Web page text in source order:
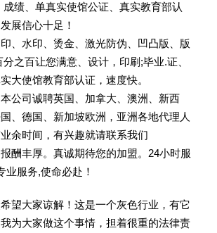
绩、单真实使馆公证、真实教育部认
展信心十足！
、水印、烫金、激光防伪、凹凸版、版
之百让您满意、设计，印刷;毕业.证、
大使馆教育部认证，速度快。
公司诚聘英国、加拿大、澳洲、新西
、德国、新加坡欧洲，亚洲各地代理人
余时间，有兴趣就请联系我们
酬丰厚。真诚期待您的加盟。24小时服
业服务,使命必赴！
望大家谅解！这是一个灰色行业，有它
为大家做这个事情，担着很重的法律责